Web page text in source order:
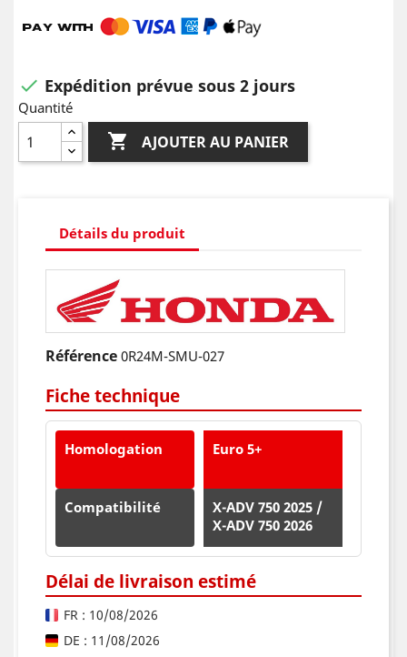
 Expédition prévue sous 2 jours
Quantité
 AJOUTER AU PANIER
Détails du produit
Référence 0R24M-SMU-027
Fiche technique
Homologation Euro 5+
Compatibilité
X-ADV 750 2025 /
X-ADV 750 2026
Délai de livraison estimé
FR : 10/08/2026
DE : 11/08/2026